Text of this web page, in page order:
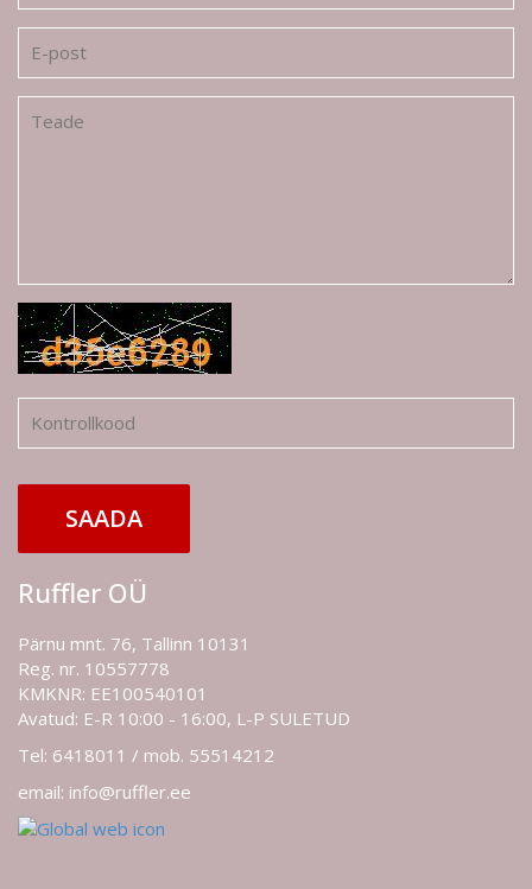
SAADA
Ruffler OÜ
Pärnu mnt. 76, Tallinn 10131
Reg. nr. 10557778
KMKNR: EE100540101
Avatud: E-R 10:00 - 16:00, L-P SULETUD
Tel: 6418011 / mob. 55514212
email: info@ruffler.ee